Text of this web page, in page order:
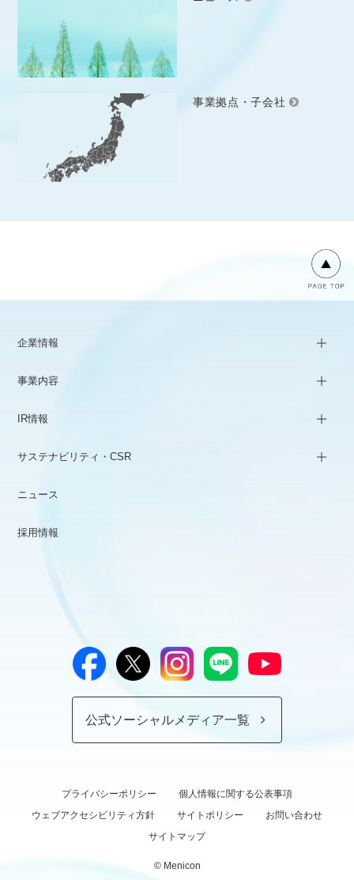
事業拠点・子会社
企業情報
事業内容
IR情報
サステナビリティ・CSR
ニュース
採用情報
公式ソーシャルメディア一覧
プライバシーポリシー
個人情報に関する公表事項
ウェブアクセシビリティ方針
サイトポリシー
お問い合わせ
サイトマップ
© Menicon